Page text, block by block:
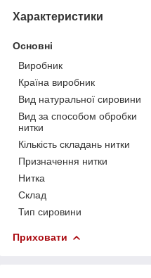
Характеристики
Основні
Виробник
Країна виробник
Вид натуральної сировини
Вид за способом обробки
нитки
Кількість складань нитки
Призначення нитки
Нитка
Склад
Тип сировини
Приховати